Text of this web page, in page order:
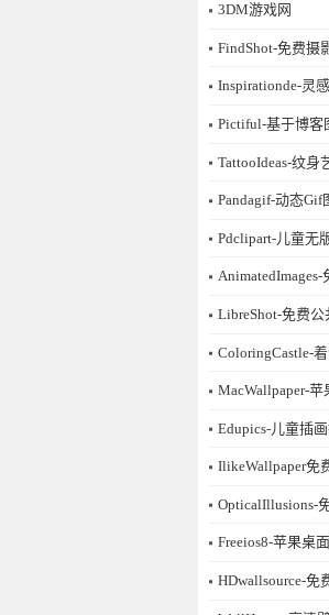
3DM游戏网
FindShot-免费摄
Inspirationde-灵
Pictiful-基于博客
TattooIdeas-纹身
Pandagif-动态Gif
Pdclipart-儿童无
LibreShot-免费
ColoringCastle-
MacWallpaper-
Edupics-儿童插
IlikeWallpaper免
OpticalIllusions-
Freeios8-苹果桌
HDwallsource-免